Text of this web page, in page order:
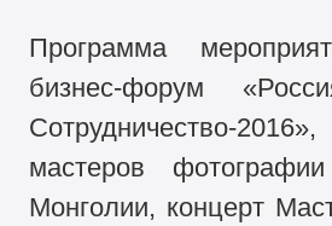
Программа
бизнес-форум
Сотрудничество-
мастеров
Монголии, концерт